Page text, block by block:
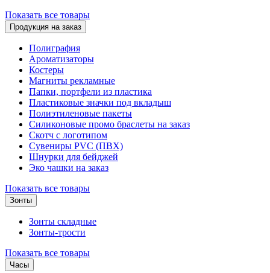
Показать все товары
Продукция на заказ
Полиграфия
Ароматизаторы
Костеры
Магниты рекламные
Папки, портфели из пластика
Пластиковые значки под вкладыш
Полиэтиленовые пакеты
Силиконовые промо браслеты на заказ
Скотч с логотипом
Сувениры PVC (ПВХ)
Шнурки для бейджей
Эко чашки на заказ
Показать все товары
Зонты
Зонты складные
Зонты-трости
Показать все товары
Часы